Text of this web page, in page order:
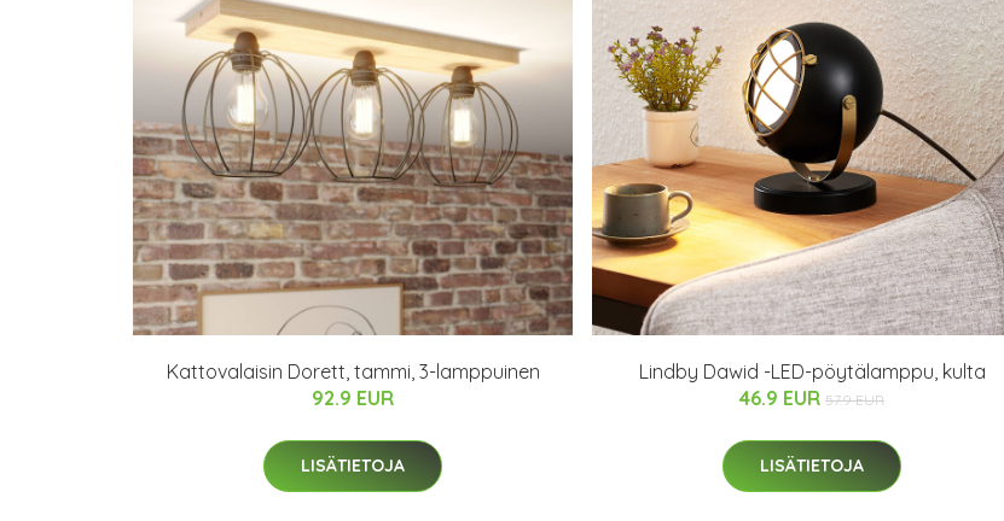
Kattovalaisin Dorett, tammi, 3-lamppuinen
92.9 EUR
LISÄTIETOJA
Lindby Dawid -LED-pöytälamppu, kulta
46.9 EUR 57.9 EUR
LISÄTIETOJA